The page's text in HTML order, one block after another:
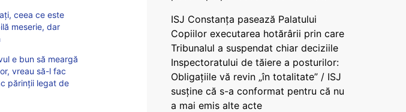
ceea ce este
meserie, dar
e bun să meargă
vreau să-l fac
părinţii legat de
ISJ Constanța pasează Palatului
Copiilor executarea hotărârii prin care
Tribunalul a suspendat chiar deciziile
Inspectoratului de tăiere a posturilor:
Obligațiile vă revin „în totalitate” / ISJ
susține că s-a conformat pentru că nu
a mai emis alte acte